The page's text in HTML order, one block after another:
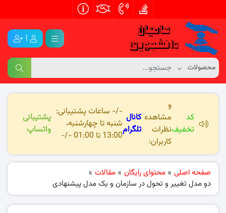
|
کد
تخفیف
و
مشاهده
نظرات
کاربران:
کانال
تلگرام
-/- ساعات پشتیبانی:
شنبه تا چهارشنبه،
13:00 تا 01:00 -/-
پشتیبانی
واتساپ
صفحه اصلی » محتوای رایگان » مقالات »
دو مدل تغییر و تحول در سازمان و یک مدل پیشنهادی